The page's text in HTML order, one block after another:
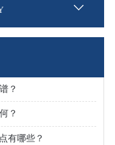
？
？
有哪些？